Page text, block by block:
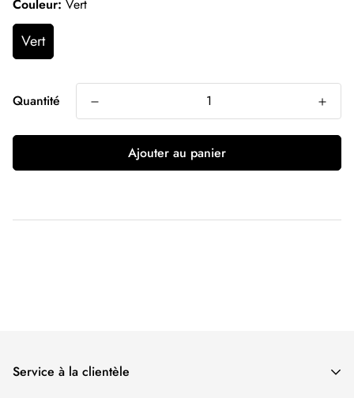
Couleur: Vert
Vert
Quantité
Ajouter au panier
Service à la clientèle